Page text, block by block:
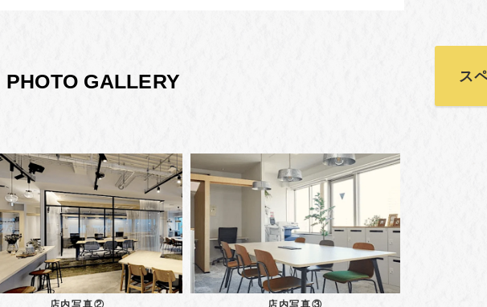
PHOTO GALLERY ス